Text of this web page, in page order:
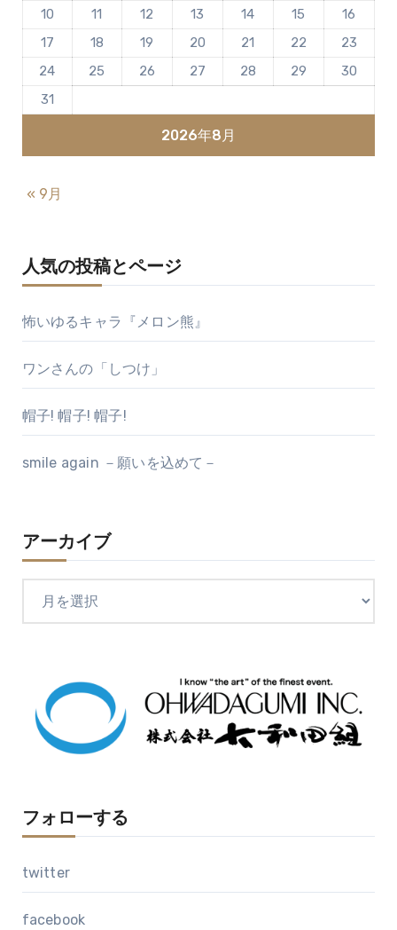
2026年8月
10
11 12 13 14 15
16
17
18 19 20 21 22
23
24
25 26 27 28 29
30
31
« 9月
人気の投稿とページ
怖いゆるキャラ『メロン熊』
ワンさんの「しつけ」
帽子! 帽子! 帽子!
smile again －願いを込めて－
アーカイブ
フォローする
twitter
facebook